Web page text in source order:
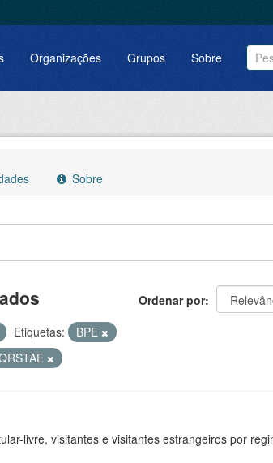
Organizações Grupos Sobre
Sobre
Ordenar por
Etiquetas:
BPE
livre, visitantes e visitantes estrangeiros por